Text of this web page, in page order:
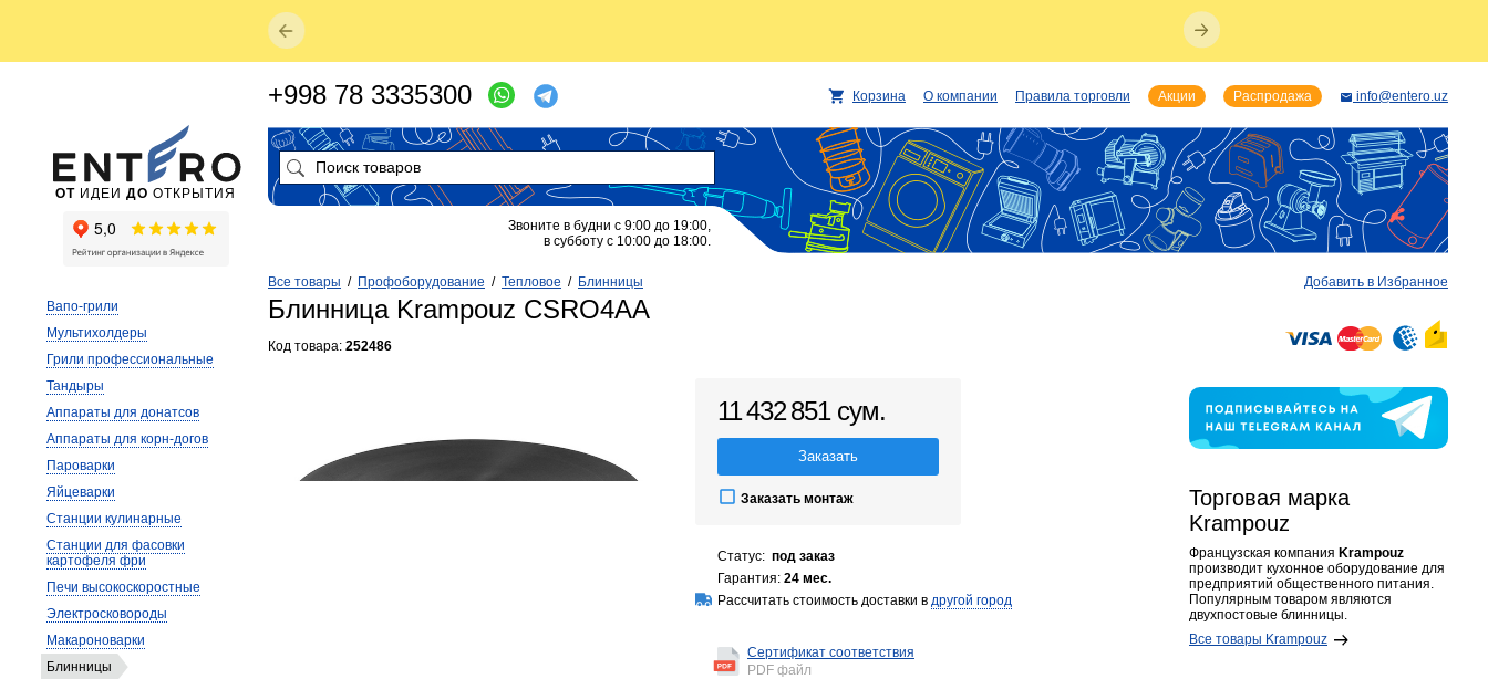
Все товары / Профоборудование / Тепловое / Блинницы
Блинница Krampouz CSRO4AA
Код товара: 252486
11 432 851 сум.
Заказать
Заказать монтаж
Статус: под заказ
Гарантия: 24 мес.
Рассчитать стоимость доставки в другой город
Сертификат соответствия
PDF файл
Добавить в Избранное
Торговая марка
Krampouz
Французская компания Krampouz
производит кухонное оборудование для
предприятий общественного питания.
Популярным товаром являются
двухпостовые блинницы.
Все товары Krampouz
Вапо-грили
Мультихолдеры
Грили профессиональные
Тандыры
Аппараты для донатсов
Аппараты для корн-догов
Пароварки
Яйцеварки
Станции кулинарные
Станции для фасовки
картофеля фри
Печи высокоскоростные
Электросковороды
Макароноварки
Блинницы
ОТ ИДЕИ ДО ОТКРЫТИЯ
+998 78 3335300 Корзина О компании Правила торговли Акции Распродажа info@entero.uz
Звоните в будни с 9:00 до 19:00,
в субботу с 10:00 до 18:00.